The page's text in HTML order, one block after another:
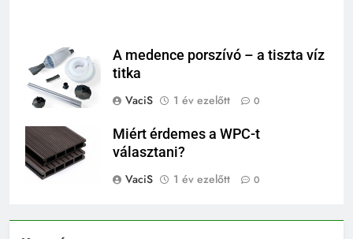
A medence porszívó – a tiszta víz
titka
VaciS
1 év ezelőtt 0
Miért érdemes a WPC-t
választani?
VaciS
1 év ezelőtt 0